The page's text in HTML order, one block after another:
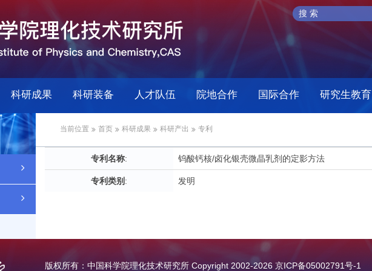
科研成果 科研装备 人才队伍 院地合作 国际合作 研究生教育
当前位置 首页 科研成果 科研产出 专利
专利名称: 钨酸钙核/卤化银壳微晶乳剂的定影方法
专利类别 : 发明
版权所有：中国科学院理化技术研究所 Copyright 2002-2026 京ICP备05002791号-1